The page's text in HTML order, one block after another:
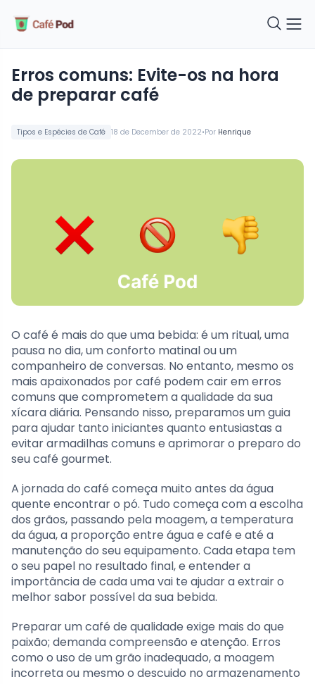
Tipos e Espécies de Café 18 de December de 2022•Por Henrique
Erros comuns: Evite-os na hora
de preparar café
O café é mais do que uma bebida: é um ritual, uma
pausa no dia, um conforto matinal ou um
companheiro de conversas. No entanto, mesmo os
mais apaixonados por café podem cair em erros
comuns que comprometem a qualidade da sua
xícara diária. Pensando nisso, preparamos um guia
para ajudar tanto iniciantes quanto entusiastas a
evitar armadilhas comuns e aprimorar o preparo do
seu café gourmet.
A jornada do café começa muito antes da água
quente encontrar o pó. Tudo começa com a escolha
dos grãos, passando pela moagem, a temperatura
da água, a proporção entre água e café e até a
manutenção do seu equipamento. Cada etapa tem
o seu papel no resultado final, e entender a
importância de cada uma vai te ajudar a extrair o
melhor sabor possível da sua bebida.
Preparar um café de qualidade exige mais do que
paixão; demanda compreensão e atenção. Erros
como o uso de um grão inadequado, a moagem
incorreta ou mesmo o descuido no armazenamento